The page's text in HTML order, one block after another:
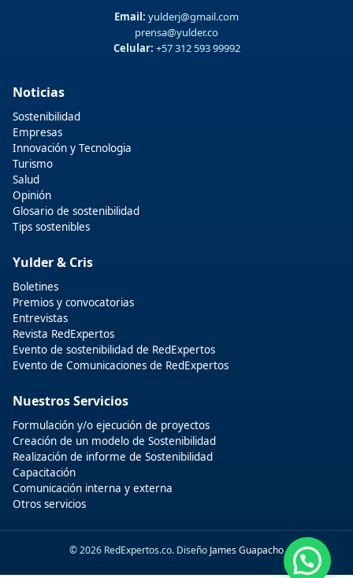
Email: yulderj@gmail.com
prensa@yulder.co
Celular: +57 312 593 99992
Noticias
Sostenibilidad
Empresas
Innovación y Tecnologia
Turismo
Salud
Opinión
Glosario de sostenibilidad
Tips sostenibles
Yulder & Cris
Boletines
Premios y convocatorias
Entrevistas
Revista RedExpertos
Evento de sostenibilidad de RedExpertos
Evento de Comunicaciones de RedExpertos
Nuestros Servicios
Formulación y/o ejecución de proyectos
Creación de un modelo de Sostenibilidad
Realización de informe de Sostenibilidad
Capacitación
Comunicación interna y externa
Otros servicios
© 2026 RedExpertos.co. Diseño James Guapacho